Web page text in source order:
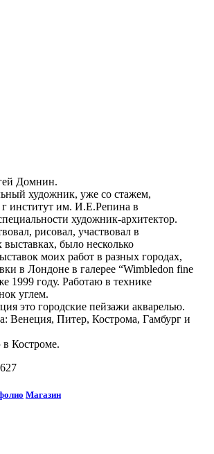
Домнин.
художник, уже со стажем,
г институт им. И.Е.Репина в
художник-архитектор.
рисовал, участвовал в
было несколько
моих работ в разных городах,
в Лондоне в галерее “Wimbledon fine
1999 году. Работаю в технике
углем.
это городские пейзажи акварелью.
Венеция, Питер, Кострома, Гамбург и
в Костроме.
Магазин